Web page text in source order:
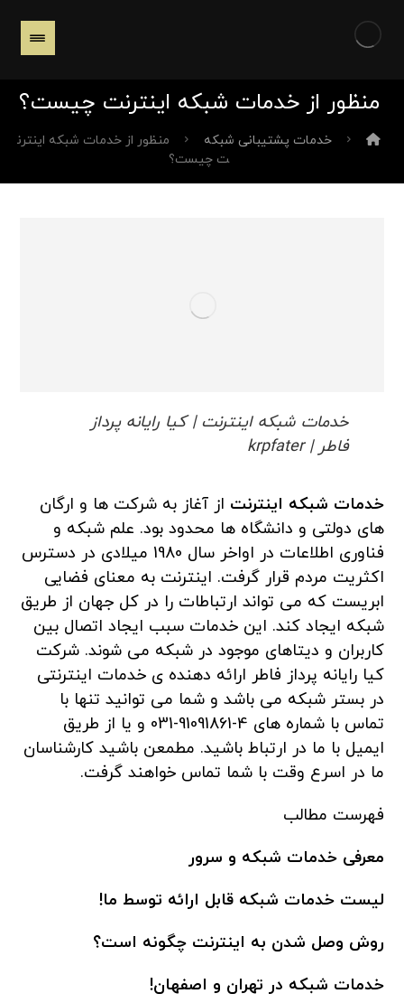
منظور از خدمات شبکه اینترنت چیست؟
خدمات پشتیبانی شبکه
منظور از خدمات شبکه اینترن
ت چیست؟
خدمات شبکه اینترنت | کیا رایانه پرداز
فاطر | krpfater
خدمات شبکه اینترنت از آغاز به شرکت ها و ارگان
های دولتی و دانشگاه ها محدود بود. علم شبکه و
فناوری اطلاعات در اواخر سال 1980 میلادی در دسترس
اکثریت مردم قرار گرفت. اینترنت به معنای فضایی
ابریست که می تواند ارتباطات را در کل جهان از طریق
شبکه ایجاد کند. این خدمات سبب ایجاد اتصال بین
کاربران و دیتاهای موجود در شبکه می شوند. شرکت
کیا رایانه پرداز فاطر ارائه دهنده ی خدمات اینترنتی
در بستر شبکه می باشد و شما می توانید تنها با
تماس با شماره های 4-91091861-031 و یا از طریق
ایمیل با ما در ارتباط باشید. مطمعن باشید کارشناسان
ما در اسرع وقت با شما تماس خواهند گرفت.
فهرست مطالب
معرفی خدمات شبکه و سرور
لیست خدمات شبکه قابل ارائه توسط ما!
روش وصل شدن به اینترنت چگونه است؟
خدمات شبکه در تهران و اصفهان!